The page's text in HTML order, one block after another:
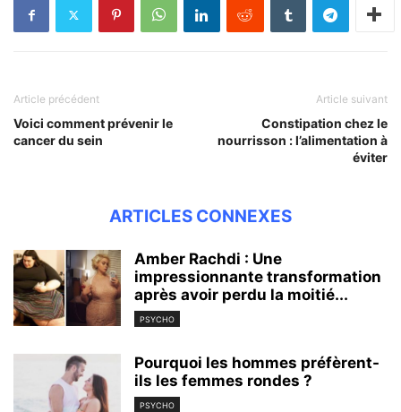
Article précédent
Voici comment prévenir le
cancer du sein
Article suivant
Constipation chez le
nourrisson : l’alimentation à
éviter
ARTICLES CONNEXES
Amber Rachdi : Une
impressionnante transformation
après avoir perdu la moitié...
PSYCHO
Pourquoi les hommes préfèrent-
ils les femmes rondes ?
PSYCHO